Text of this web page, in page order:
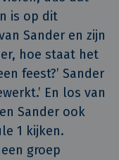
is op dit
Sander en zijn
hoe staat het
feest?’ Sander
En los van
Sander ook
1 kijken.
groep